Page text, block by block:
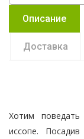
Описание
Доставка
Хотим
иссопе.